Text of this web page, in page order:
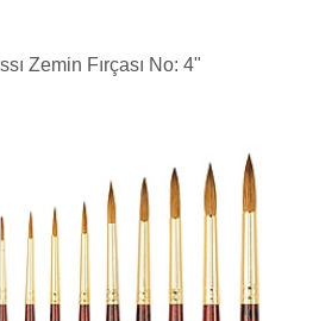
Zemin Fırçası No: 4"